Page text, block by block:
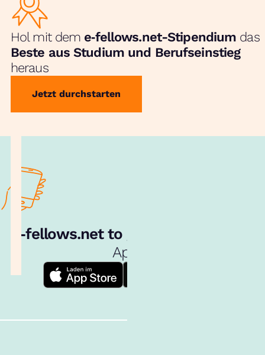
Hol mit dem e‑fellows.net-Stipendium das
Beste aus Studium und Berufseinstieg
heraus
Jetzt durchstarten
e‑fellows.net to go:
App!